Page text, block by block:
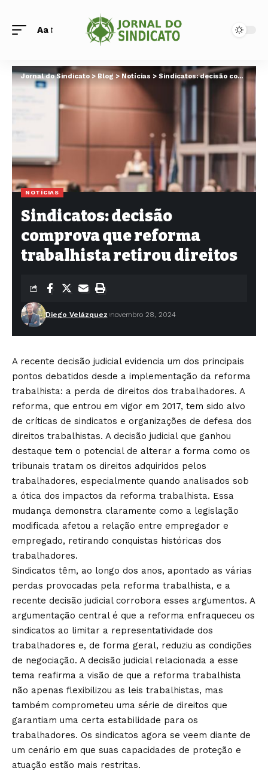
Aa
Jornal do Sindicato>Blog>Notícias > Sindicatos: decisão comprova que reforma trabalhista retirou direitos
NOTÍCIAS
Sindicatos: decisão
comprova que reforma
trabalhista retirou direitos
Diego Velázquez novembro 28, 2024
A recente decisão judicial evidencia um dos principais
pontos debatidos desde a implementação da reforma
trabalhista: a perda de direitos dos trabalhadores. A
reforma, que entrou em vigor em 2017, tem sido alvo
de críticas de sindicatos e organizações de defesa dos
direitos trabalhistas. A decisão judicial que ganhou
destaque tem o potencial de alterar a forma como os
tribunais tratam os direitos adquiridos pelos
trabalhadores, especialmente quando analisados sob
a ótica dos impactos da reforma trabalhista. Essa
mudança demonstra claramente como a legislação
modificada afetou a relação entre empregador e
empregado, retirando conquistas históricas dos
trabalhadores.
Sindicatos têm, ao longo dos anos, apontado as várias
perdas provocadas pela reforma trabalhista, e a
recente decisão judicial corrobora esses argumentos. A
argumentação central é que a reforma enfraqueceu os
sindicatos ao limitar a representatividade dos
trabalhadores e, de forma geral, reduziu as condições
de negociação. A decisão judicial relacionada a esse
tema reafirma a visão de que a reforma trabalhista
não apenas flexibilizou as leis trabalhistas, mas
também comprometeu uma série de direitos que
garantiam uma certa estabilidade para os
trabalhadores. Os sindicatos agora se veem diante de
um cenário em que suas capacidades de proteção e
atuação estão mais restritas.